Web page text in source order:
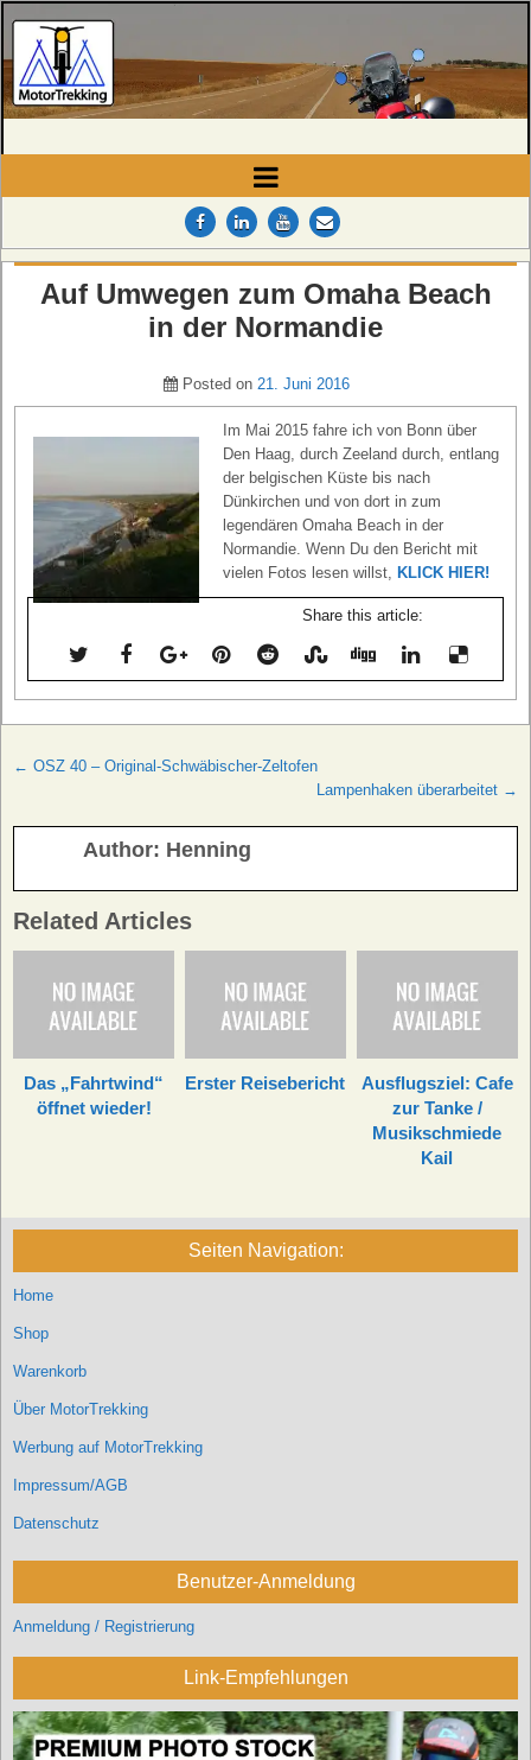
MotorTrekking
Auf Umwegen zum Omaha Beach
in der Normandie
Posted on 21. Juni 2016
Im Mai 2015 fahre ich von Bonn über
Den Haag, durch Zeeland durch, entlang
der belgischen Küste bis nach
Dünkirchen und von dort in zum
legendären Omaha Beach in der
Normandie. Wenn Du den Bericht mit
vielen Fotos lesen willst, KLICK HIER!
Share this article:
Beitragsnavigation
← OSZ 40 – Original-Schwäbischer-Zeltofen
Lampenhaken überarbeitet →
Author: Henning
Related Articles
Das „Fahrtwind“
öffnet wieder!
Erster Reisebericht
Ausflugsziel: Cafe
zur Tanke /
Musikschmiede
Kail
Seiten Navigation:
Home
Shop
Warenkorb
Über MotorTrekking
Werbung auf MotorTrekking
Impressum/AGB
Datenschutz
Benutzer-Anmeldung
Anmeldung / Registrierung
Link-Empfehlungen